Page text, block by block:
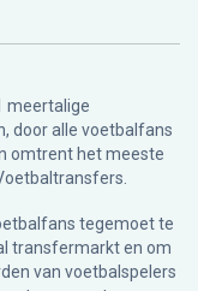
meertalige
door alle voetbalfans
omtrent het meeste
tegemoet te
transfermarkt en om
van voetbalspelers